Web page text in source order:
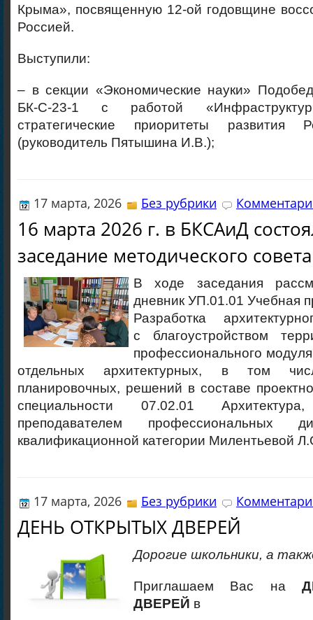
Крыма», посвященную 12-ой годовщине
Россией.
Выступили:
– в секции «Экономические науки»
БК-С-23-1 с работой
стратегические приоритеты развития
(руководитель Пятышина И.В.);
17 марта, 2026 Без рубрики
16 марта 2026 г. в БКСАиД
заседание методического
В ходе заседания
дневник УП.01.01 Учебная
Разработка
с благоустройством
профессионального
отдельных архитектурных, в том
планировочных, решений в составе
специальности 07.02.01 Архитектура,
преподавателем профессиональных
квалификационной категории Милентьевой
17 марта, 2026 Без рубрики
ДЕНЬ ОТКРЫТЫХ ДВЕРЕЙ
Дорогие школьники, а
Приглашаем Вас на
ДВЕРЕЙ в